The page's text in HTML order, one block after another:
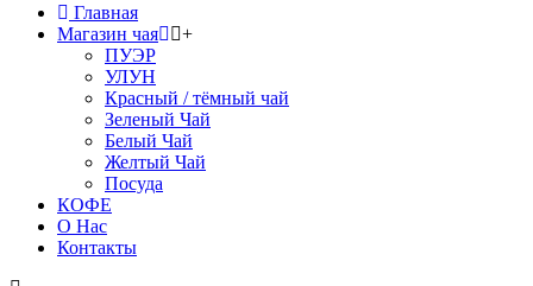
Главная
Магазин чая
+
ПУЭР
УЛУН
Красный / тёмный чай
Зеленый Чай
Белый Чай
Желтый Чай
Посуда
КОФЕ
О Нас
Контакты